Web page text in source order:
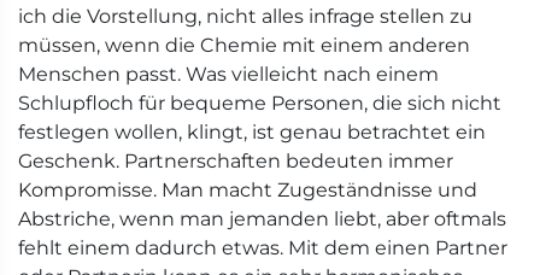
ich die Vorstellung, nicht alles infrage stellen zu
müssen, wenn die Chemie mit einem anderen
Menschen passt. Was vielleicht nach einem
Schlupfloch für bequeme Personen, die sich nicht
festlegen wollen, klingt, ist genau betrachtet ein
Geschenk. Partnerschaften bedeuten immer
Kompromisse. Man macht Zugeständnisse und
Abstriche, wenn man jemanden liebt, aber oftmals
fehlt einem dadurch etwas. Mit dem einen Partner